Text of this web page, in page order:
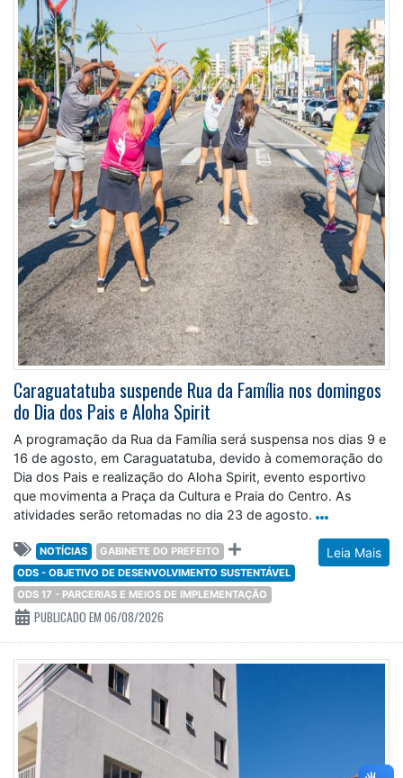
Caraguatatuba suspende Rua da Família nos domingos
do Dia dos Pais e Aloha Spirit
A programação da Rua da Família será suspensa nos dias 9 e
16 de agosto, em Caraguatatuba, devido à comemoração do
Dia dos Pais e realização do Aloha Spirit, evento esportivo
que movimenta a Praça da Cultura e Praia do Centro. As
atividades serão retomadas no dia 23 de agosto.
Leia Mais
NOTÍCIAS
GABINETE DO PREFEITO
ODS - OBJETIVO DE DESENVOLVIMENTO SUSTENTÁVEL
ODS 17 - PARCERIAS E MEIOS DE IMPLEMENTAÇÃO
PUBLICADO EM 06/08/2026